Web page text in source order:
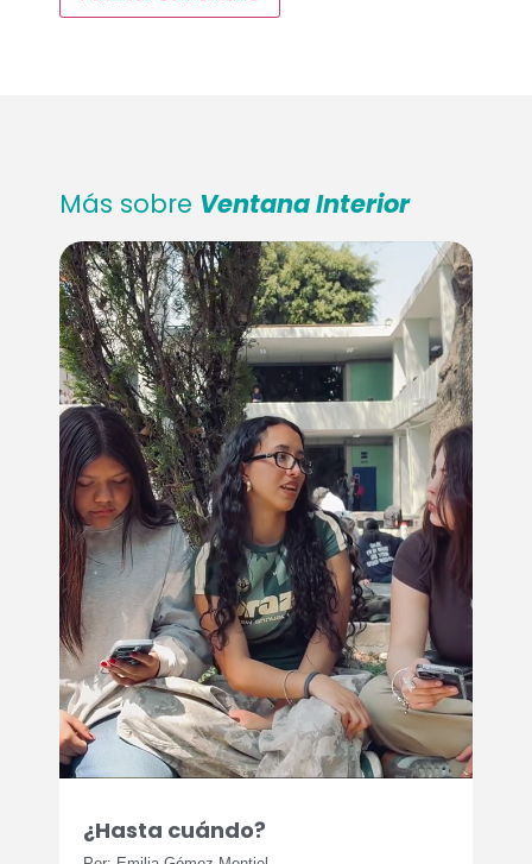
Más sobre Ventana Interior
¿Hasta cuándo?